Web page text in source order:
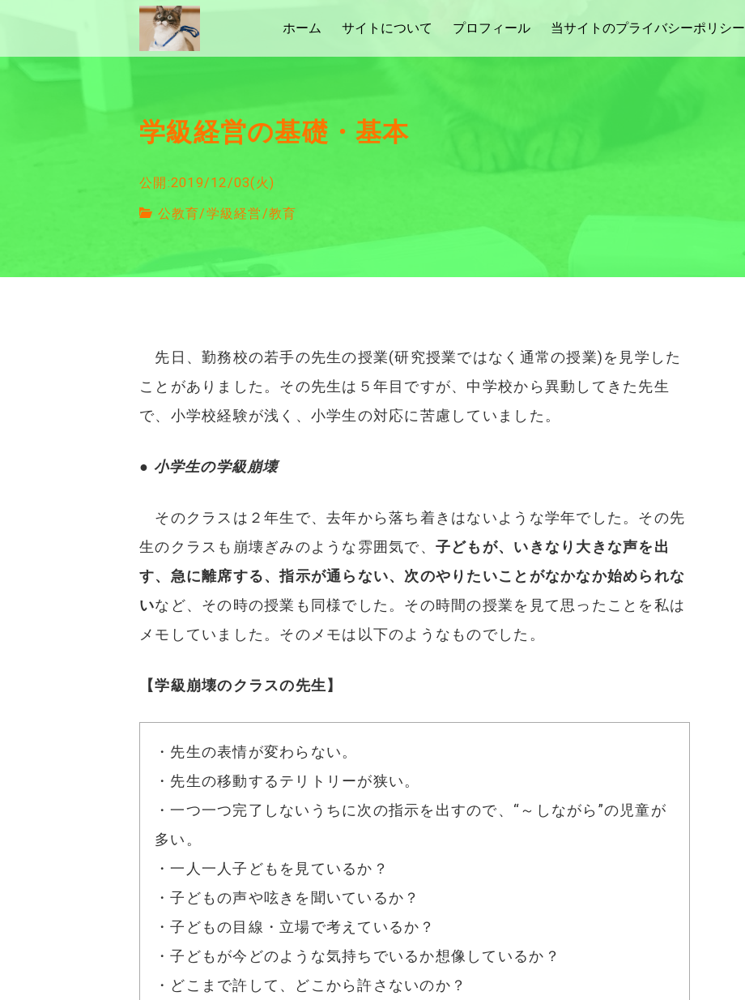
ホーム サイトについて プロフィール 当サイトのプライバシーポリシー
学級経営の基礎・基本
公開:2019/12/03(火)
公教育/学級経営/教育
先日、勤務校の若手の先生の授業(研究授業ではなく通常の授業)を見学した
ことがありました。その先生は５年目ですが、中学校から異動してきた先生
で、小学校経験が浅く、小学生の対応に苦慮していました。
● 小学生の学級崩壊
そのクラスは２年生で、去年から落ち着きはないような学年でした。その先
生のクラスも崩壊ぎみのような雰囲気で、 子どもが、いきなり大きな声を出
す、急に離席する、指示が通らない、次のやりたいことがなかなか始められな
いなど、その時の授業も同様でした。その時間の授業を見て思ったことを私は
メモしていました。そのメモは以下のようなものでした。
【学級崩壊のクラスの先生】
・先生の表情が変わらない。
・先生の移動するテリトリーが狭い。
・一つ一つ完了しないうちに次の指示を出すので、“～しながら”の児童が
多い。
・一人一人子どもを見ているか？
・子どもの声や呟きを聞いているか？
・子どもの目線・立場で考えているか？
・子どもが今どのような気持ちでいるか想像しているか？
・どこまで許して、どこから許さないのか？